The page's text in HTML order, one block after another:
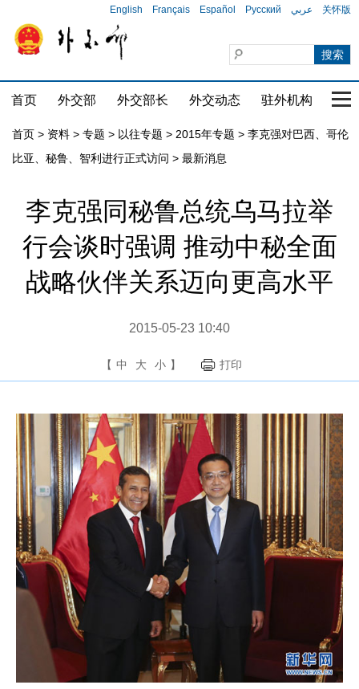
English Français Español Русский عربي 关怀版
首页 外交部 外交部长 外交动态 驻外机构 国
首页 > 资料 > 专题 > 以往专题 > 2015年专题 > 李克强对巴西、哥伦
比亚、秘鲁、智利进行正式访问 > 最新消息
李克强同秘鲁总统乌马拉举
行会谈时强调 推动中秘全面
战略伙伴关系迈向更高水平
2015-05-23 10:40
【 中 大 小 】 打印